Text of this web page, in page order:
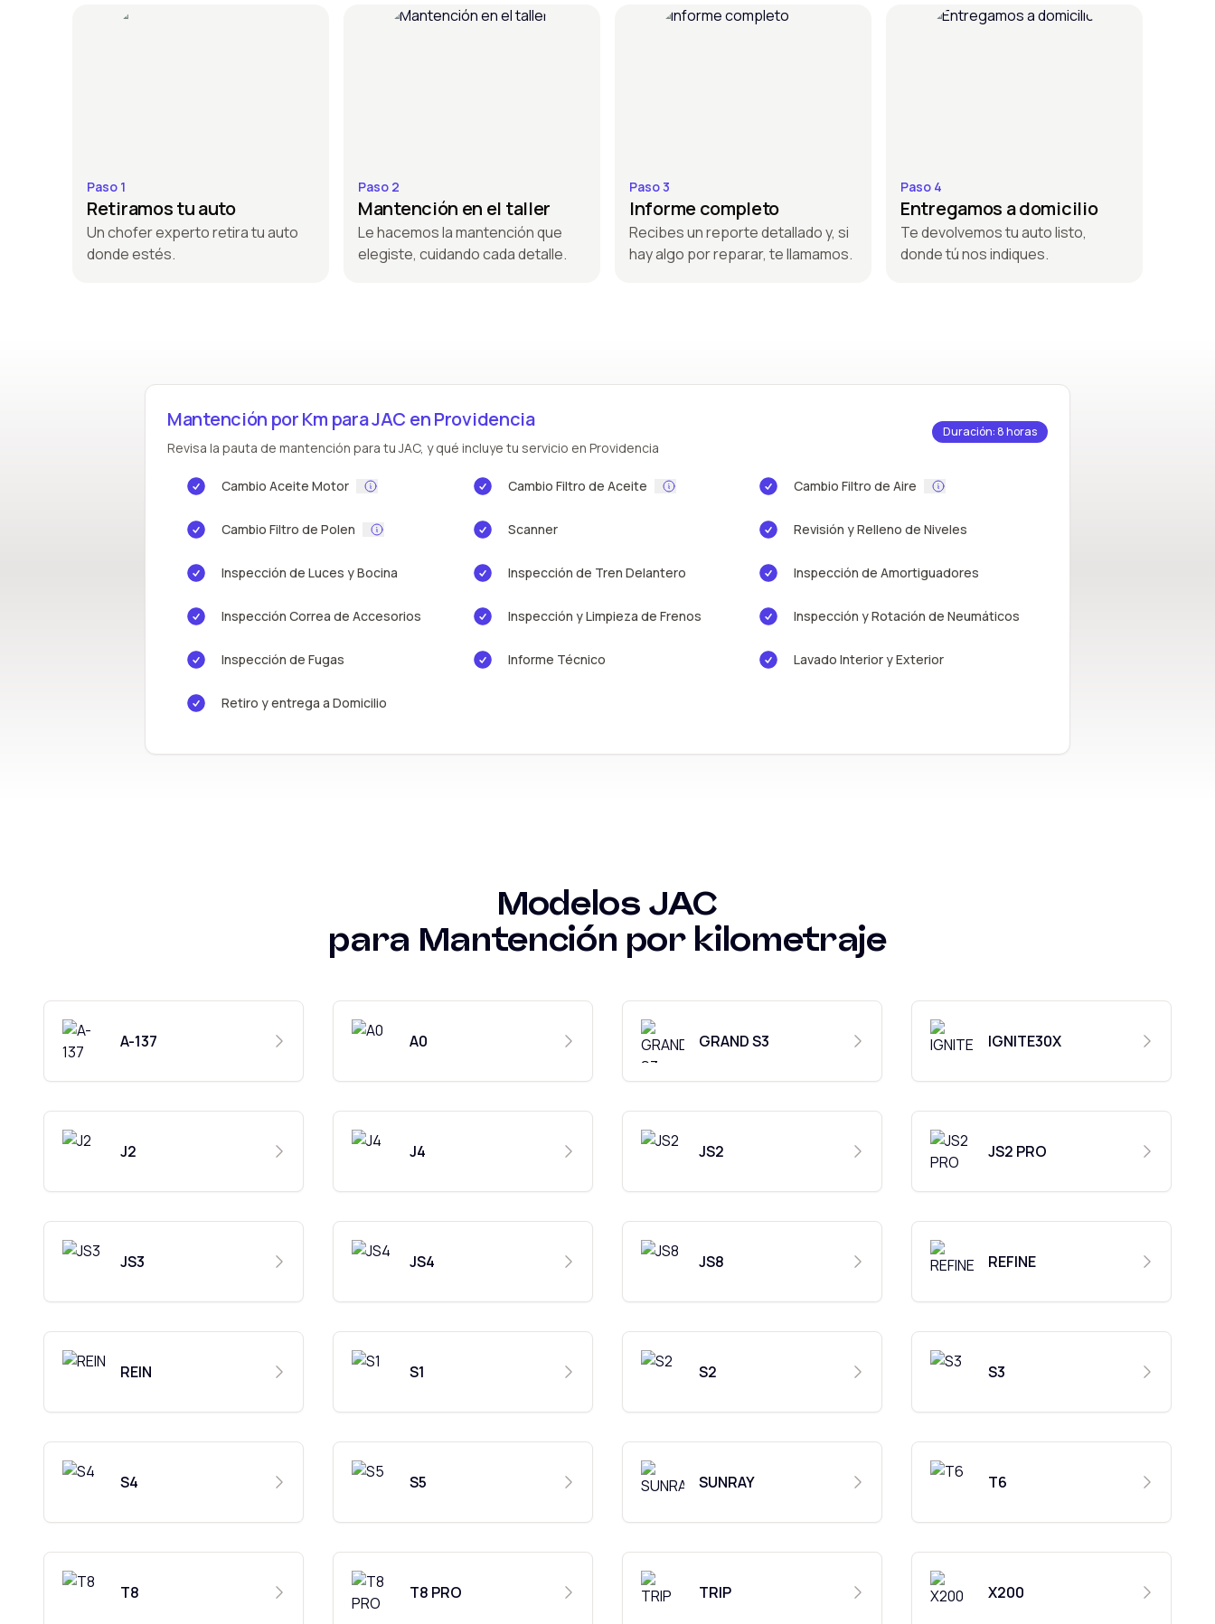
Paso 1
Retiramos tu auto
Un chofer experto retira tu auto
donde estés.
Paso 2
Mantención en el taller
Le hacemos la mantención que
elegiste, cuidando cada detalle.
Paso 3
Informe completo
Recibes un reporte detallado y, si
hay algo por reparar, te llamamos.
Paso 4
Entregamos a domicilio
Te devolvemos tu auto listo,
donde tú nos indiques.
Mantención por Km para JAC en Providencia
Revisa la pauta de mantención para tu JAC, y qué incluye tu servicio en Providencia
Duración: 8 horas
Cambio Aceite Motor Cambio Filtro de Aceite Cambio Filtro de Aire
Cambio Filtro de Polen Scanner Revisión y Relleno de Niveles
Inspección de Luces y Bocina Inspección de Tren Delantero Inspección de Amortiguadores
Inspección Correa de Accesorios Inspección y Limpieza de Frenos Inspección y Rotación de Neumáticos
Inspección de Fugas Informe Técnico Lavado Interior y Exterior
Retiro y entrega a Domicilio
Modelos JAC
para Mantención por kilometraje
A-137 A0 GRAND S3 IGNITE30X
J2 J4 JS2 JS2 PRO
JS3 JS4 JS8 REFINE
REIN S1 S2 S3
S4 S5 SUNRAY T6
T8 T8 PRO TRIP X200